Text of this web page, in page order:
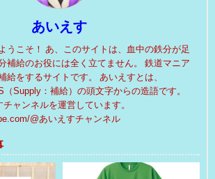
あいえす
うこそ！ あ、このサイトは、血中の鉄分が足
補給のお役には全く立てません。 鉄道マニア
給をするサイトです。 あいえすとは、
（Supply：補給）の頭文字からの造語です。
ャンネルを運営しています。
@あいえすチャンネル